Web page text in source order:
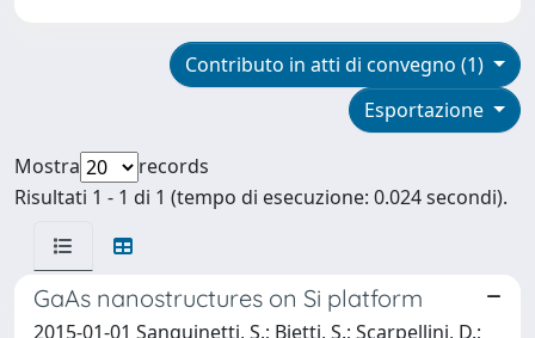
Contributo in atti di convegno (1)
Esportazione
Mostra
records
Risultati 1 - 1 di 1 (tempo di esecuzione: 0.024 secondi).
GaAs nanostructures on Si platform
2015-01-01 Sanguinetti, S.; Bietti, S.; Scarpellini, D.;